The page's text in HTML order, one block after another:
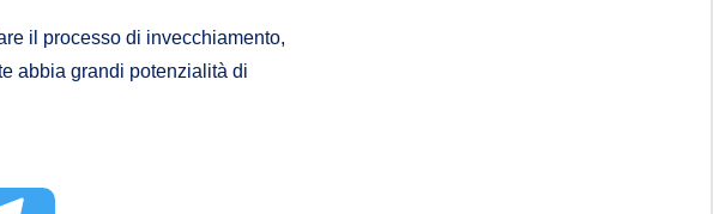
il processo di invecchiamento,
abbia grandi potenzialità di